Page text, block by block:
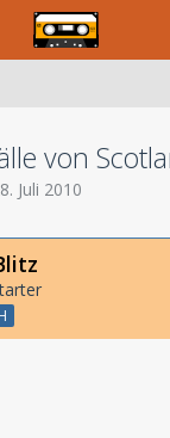
von
Juli 2010